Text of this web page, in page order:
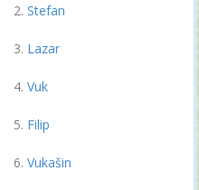
Stefan
Lazar
Vuk
Filip
Vukašin